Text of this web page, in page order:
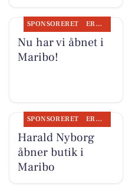
SPONSORERET ERHVERV
Nu har vi åbnet i
Maribo!
SPONSORERET ERHVERV
Harald Nyborg
åbner butik i
Maribo